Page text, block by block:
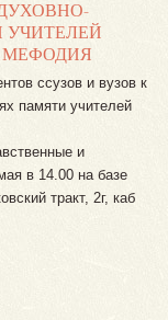
МЕФОДИЯ
ссузов и вузов к
памяти учителей
и
в 14.00 на базе
тракт, 2г, каб